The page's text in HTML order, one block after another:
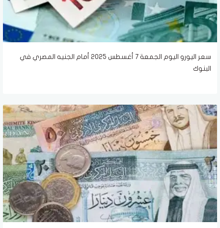
سعر اليورو اليوم الجمعة 7 أغسطس 2025 أمام الجنيه المصري في
البنوك